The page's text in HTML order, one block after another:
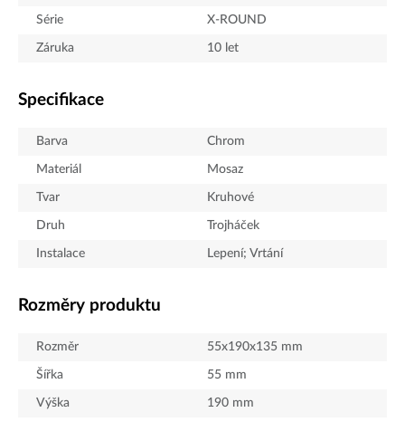
Série X-ROUND
Záruka 10 let
Specifikace
Barva Chrom
Materiál Mosaz
Tvar Kruhové
Druh Trojháček
Instalace Lepení; Vrtání
Rozměry produktu
Rozměr 55x190x135 mm
Šířka 55 mm
Výška 190 mm